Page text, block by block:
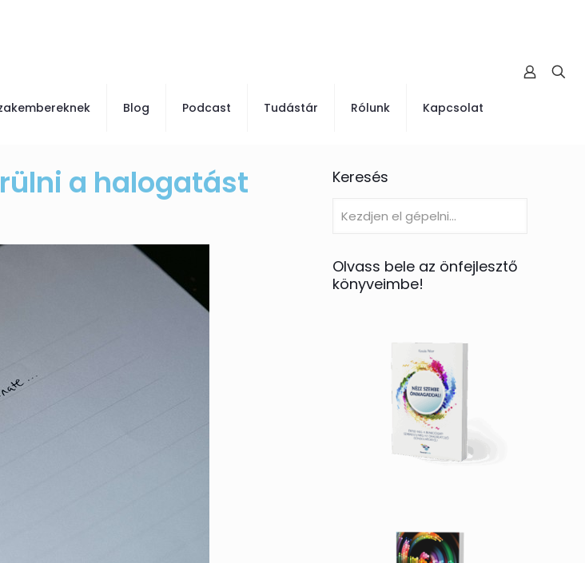
Blog Podcast Tudástár Rólunk Kapcsolat
a halogatást Keresés
Olvass bele az önfejlesztő
könyveimbe!